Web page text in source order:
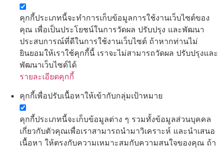
คุกกี้ประเภทนี้จะทำการเก็บข้อมูลการใช้งานเว็บไซต์ของ
คุณ เพื่อเป็นประโยชน์ในการวัดผล ปรับปรุง และพัฒนา
ประสบการณ์ที่ดีในการใช้งานเว็บไซต์ ถ้าหากท่านไม่
ยินยอมให้เราใช้คุกกี้นี้ เราจะไม่สามารถวัดผล ปรับปรุงและ
พัฒนาเว็บไซต์ได้
รายละเอียดคุกกี้
คุกกี้เพื่อปรับเนื้อหาให้เข้ากับกลุ่มเป้าหมาย
คุกกี้ประเภทนี้จะเก็บข้อมูลต่าง ๆ รวมทั้งข้อมูลส่วนบุคคล
เกี่ยวกับตัวคุณเพื่อเราสามารถนำมาวิเคราะห์ และนำเสนอ
เนื้อหา ให้ตรงกับความเหมาะสมกับความสนใจของคุณ ถ้า